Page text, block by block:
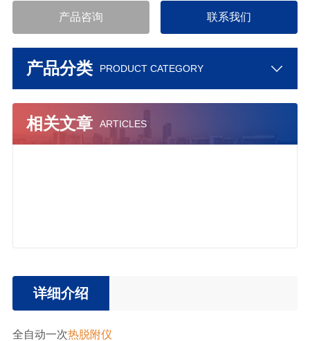
产品咨询 联系我们
产品分类 PRODUCT CATEGORY
相关文章 ARTICLES
详细介绍
全自动一次热脱附仪